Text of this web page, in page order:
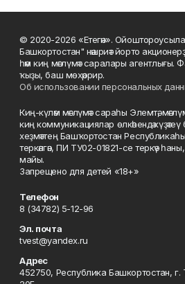
© 2020-2026 «Етегән».
Башкортостан" нәшриәт йорто
һәм киң мәғлүмәт саралары агентлығы.
ҡыҙы, баш мөхәррир.
Об использовании персональных
Киң-күләм мәғлүмәт сараһы Элемтә,
киң коммуникациялар өлкәһендә
хеҙмәттең Башҡортостан
теркәлгән, ПИ ТУ02-01821-се теркәү
майы.
Запрещено для детей «18+»
Телефон
8 (34782) 5-12-96
Эл. почта
tvest@yandex.ru
Адрес
452750, Республика Башкортостан,